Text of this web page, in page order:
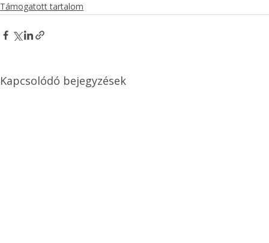
Támogatott tartalom
Kapcsolódó bejegyzések